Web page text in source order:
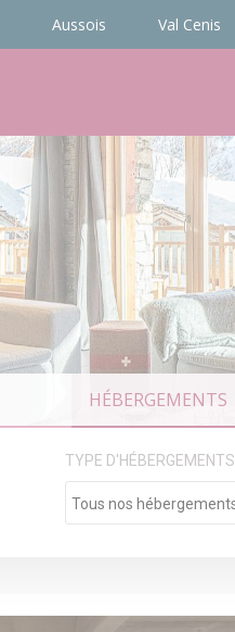
Aussois Val Cenis
HÉBERGEMENTS
TYPE D'HÉBERGEMENTS